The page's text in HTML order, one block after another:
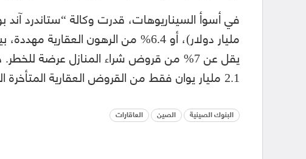
مليار دولار)، أو 6.4% من الرهون
يقل عن 7% من قروض شراء المنازل عرضة
2.1 مليار يوان فقط من القروض العقارية المتأخرة التي تأثرت مباشرة بعمليات المقاطعة.
البنوك الصينية الصين العاقارات